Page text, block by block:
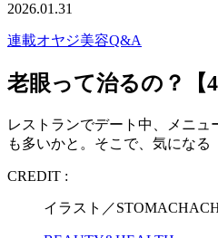
2026.01.31
連載オヤジ美容Q&A
老眼って治るの？【
レストランでデート中、メニ
も多いかと。そこで、気になる
CREDIT :
イラスト／